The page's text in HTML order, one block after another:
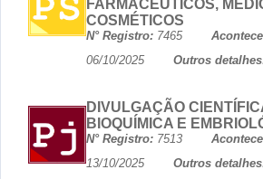
FARMACÊUTICOS,
COSMÉTICOS
N° Registro: 7465
06/10/2025 Outros
DIVULGAÇÃO
BIOQUÍMICA E
N° Registro: 7513
13/10/2025 Outros